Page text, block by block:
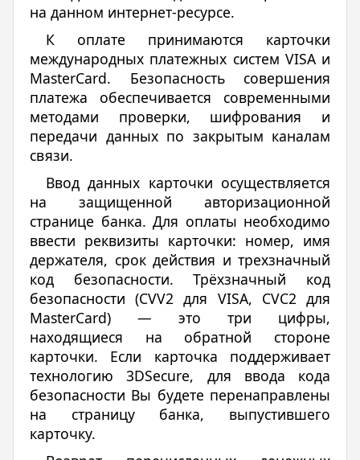
на данном интернет-ресурсе.
К оплате принимаются карточки
международных платежных систем VISA и
MasterCard. Безопасность совершения
платежа обеспечивается современными
методами проверки, шифрования и
передачи данных по закрытым каналам
связи.
Ввод данных карточки осуществляется
на защищенной авторизационной
странице банка. Для оплаты необходимо
ввести реквизиты карточки: номер, имя
держателя, срок действия и трехзначный
код безопасности. Трёхзначный код
безопасности (CVV2 для VISA, CVC2 для
MasterCard) — это три цифры,
находящиеся на обратной стороне
карточки. Если карточка поддерживает
технологию 3DSecure, для ввода кода
безопасности Вы будете перенаправлены
на страницу банка, выпустившего
карточку.